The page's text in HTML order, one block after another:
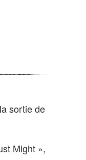
sortie de
Might »,